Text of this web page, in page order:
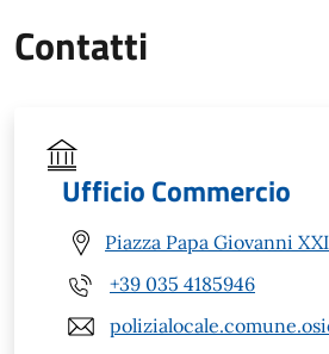
Contatti
Ufficio Commercio
Piazza Papa Giovanni
+39 035 4185946